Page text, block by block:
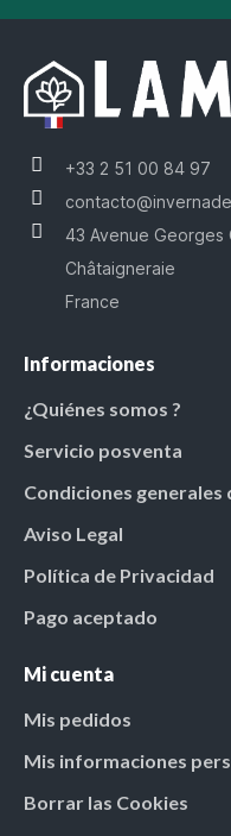
+33 2 51 00 84 97
43 Avenue Georges
Châtaigneraie
France
Informaciones
¿Quiénes somos ?
Servicio posventa
Condiciones generales
Aviso Legal
Política de Privacidad
Pago aceptado
Mi cuenta
Mis pedidos
Mis informaciones
Borrar las Cookies